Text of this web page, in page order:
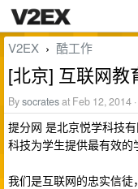
V2EX › 酷工作
[北京] 互联网教
Bysocratesat Feb 12, 2014
提分网 是北京悦学科技
科技为学生提供最有效的
我们是互联网的忠实信